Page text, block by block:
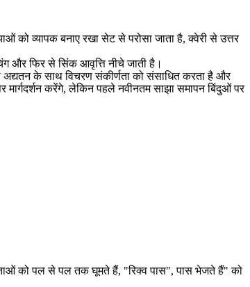
को व्यापक बनाए रखा सेट से परोसा जाता है, क्वेरी से उत्तर
और फिर से सिंक आवृत्ति नीचे जाती है।
के साथ विचरण संकीर्णता को संसाधित करता है और
करेंगे, लेकिन पहले नवीनतम साझा समापन बिंदुओं पर
को पल से पल तक घूमते हैं, "रिक्व पास", पास भेजते हैं" को